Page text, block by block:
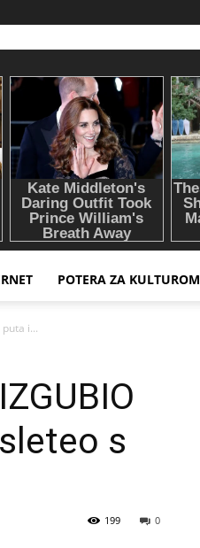
POTERA ZA KULTUROM
puta i...
s
0
199